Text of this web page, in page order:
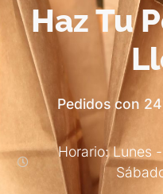
Haz Tu
Pedidos con
Horario: Lunes